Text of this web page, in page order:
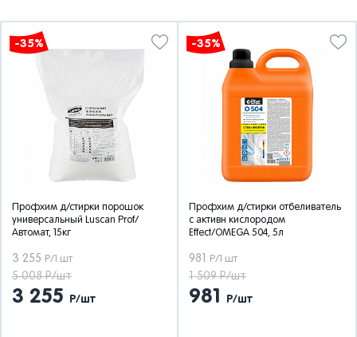
-35%
Профхим д/стирки порошок
универсальный Luscan Prof/
Автомат, 15кг
3 255 Р/1 шт
5 008 Р/шт
3 255 Р/шт
-35%
Профхим д/стирки отбеливатель
с активн кислородом
Effect/OMEGA 504, 5л
981 Р/1 шт
1 509 Р/шт
981 Р/шт